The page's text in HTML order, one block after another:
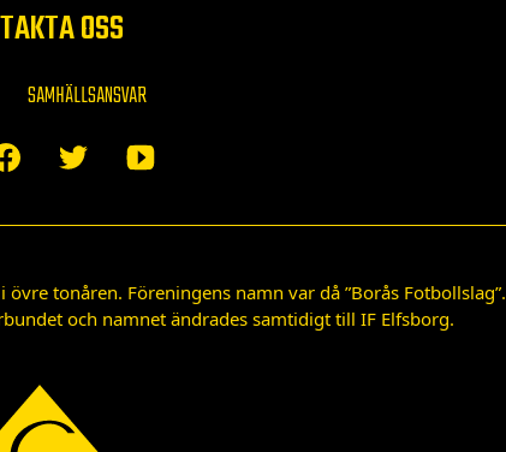
OSS
SAMHÄLLSANSVAR
tonåren. Föreningens namn var då ”Borås Fotbollslag”.
och namnet ändrades samtidigt till IF Elfsborg.